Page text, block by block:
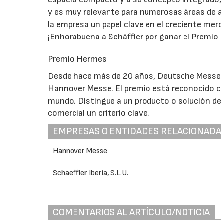
y es muy relevante para numerosas áreas
la empresa un papel clave en el creciente
¡Enhorabuena a Schäffler por ganar el Premio
Premio Hermes
Desde hace más de 20 años, Deutsche
Hannover Messe. El premio está
mundo. Distingue a un producto o solución
comercial un criterio clave.
EMPRESAS O ENTIDADES
Hannover Messe
Schaeffler Iberia, S.L.U.
COMENTARIOS AL ARTÍCULO/NOTICIA